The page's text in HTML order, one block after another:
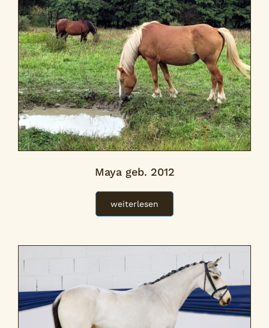
Maya geb. 2012
weiterlesen